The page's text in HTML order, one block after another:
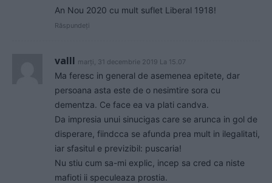
An Nou 2020 cu mult suflet Liberal 1918!
Răspundeți
valll marți, 31 decembrie 2019 La 15.07
Ma feresc in general de asemenea epitete, dar
persoana asta este de o nesimtire sora cu
dementza. Ce face ea va plati candva.
Da impresia unui sinucigas care se arunca in gol de
disperare, fiindcca se afunda prea mult in ilegalitati,
iar sfasitul e previzibil: puscaria!
Nu stiu cum sa-mi explic, incep sa cred ca niste
mafioti ii speculeaza prostia.